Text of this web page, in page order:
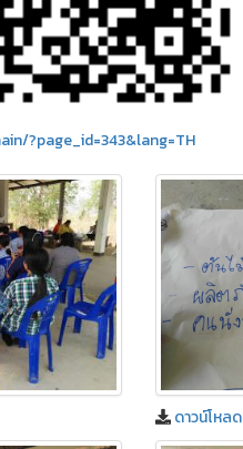
?page_id=343&lang=TH
ดาวน์โหลด